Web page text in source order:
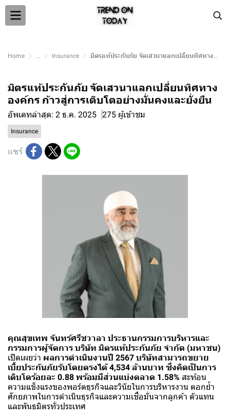
Home ... Insurance มิตรแท้ประกันภัย จัดเสวนาแลกเปลี่ยนทิศทางองค์กร ก้าวสู่การเติบโตอย่างมั่นคงและยั่งยืน
มิตรแท้ประกันภัย จัดเสวนาแลกเปลี่ยนทิศทาง
องค์กร ก้าวสู่การเติบโตอย่างมั่นคงและยั่งยืน
อัพเดทล่าสุด: 2 ธ.ค. 2025 275 ผู้เข้าชม
Insurance
แชร์
คุณสุขเทพ จันทร์ศรีชวาลา ประธานกรรมการบริหารและ
กรรมการผู้จัดการ บริษัท มิตรแท้ประกันภัย จำกัด (มหาชน)
เปิดเผยว่า ผลการดำเนินงานปี 2567 บริษัทสามารถขยาย
เบี้ยประกันภัยรับโดยตรงได้ 4,534 ล้านบาท ซึ่งคิดเป็นการ
เติบโตร้อยละ 0.88 พร้อมมีส่วนแบ่งตลาด 1.58% สะท้อน
ความแข็งแรงของพอร์ตธุรกิจและวินัยในการบริหารงาน ตอกย้ำ
ศักยภาพในการดำเนินธุรกิจและความเชื่อมั่นจากลูกค้า ตัวแทน
และพันธมิตรทั่วประเทศ